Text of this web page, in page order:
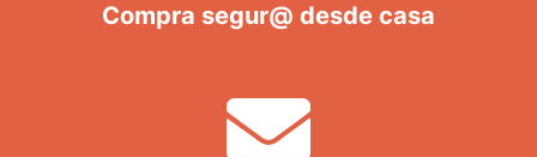
Compra segur@ desde casa